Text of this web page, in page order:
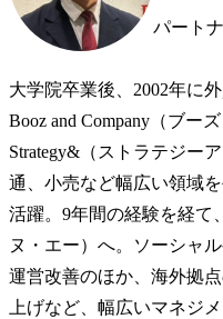
パート
大学院卒業後、2002年に
Booz and Company（ブー
Strategy&（ストラテジー
通、小売など幅広い領域
活躍。9年間の経験を経て
ヌ・エー）へ。ソーシャ
運営改善のほか、海外拠
上げなど、幅広いマネジ